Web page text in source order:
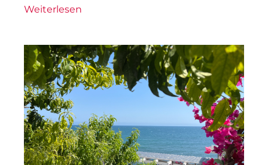
Weiterlesen